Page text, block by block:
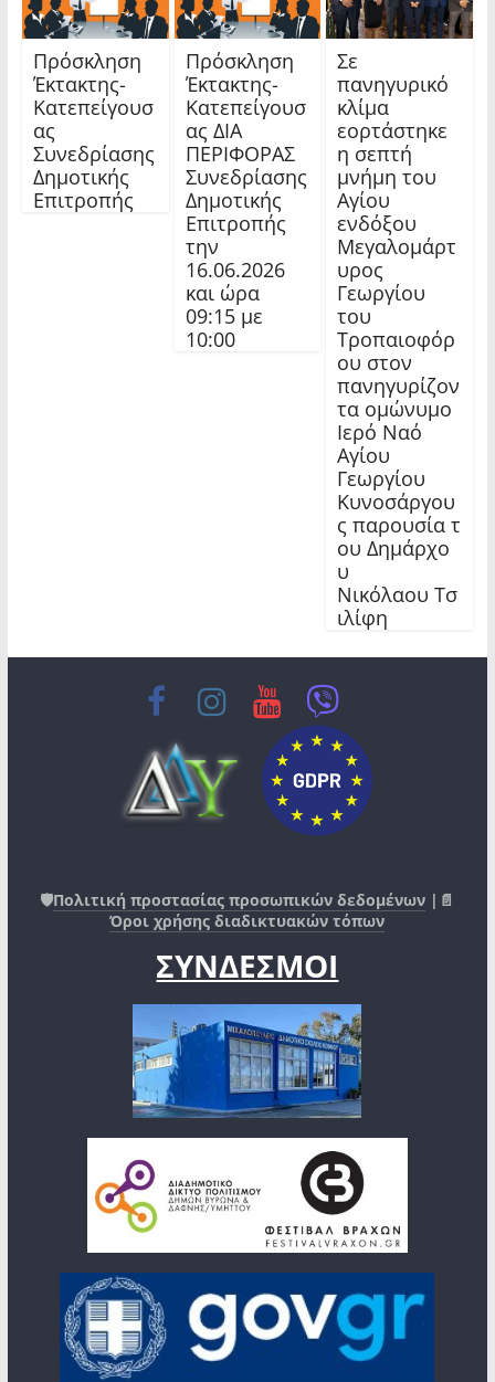
Πρόσκληση
Έκτακτης-
Κατεπείγουσ
ας
Συνεδρίασης
Δημοτικής
Επιτροπής
Πρόσκληση
Έκτακτης-
Κατεπείγουσ
ας ΔΙΑ
ΠΕΡΙΦΟΡΑΣ
Συνεδρίασης
Δημοτικής
Επιτροπής
την
16.06.2026
και ώρα
09:15 με
10:00
Σε
πανηγυρικό
κλίμα
εορτάστηκε
η σεπτή
μνήμη του
Αγίου
ενδόξου
Μεγαλομάρτ
υρος
Γεωργίου
του
Τροπαιοφόρ
ου στον
πανηγυρίζον
τα ομώνυμο
Ιερό Ναό
Αγίου
Γεωργίου
Κυνοσάργου
ς παρουσία τ
ου Δημάρχο
υ
Νικόλαου Τσ
ιλίφη
🛡️Πολιτική προστασίας προσωπικών δεδομένων |📄
Όροι χρήσης διαδικτυακών τόπων
ΣΥΝΔΕΣΜΟΙ